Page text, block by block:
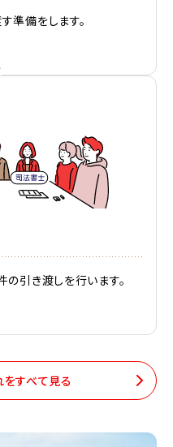
準備をします。
引き渡しを行います。
すべて見る